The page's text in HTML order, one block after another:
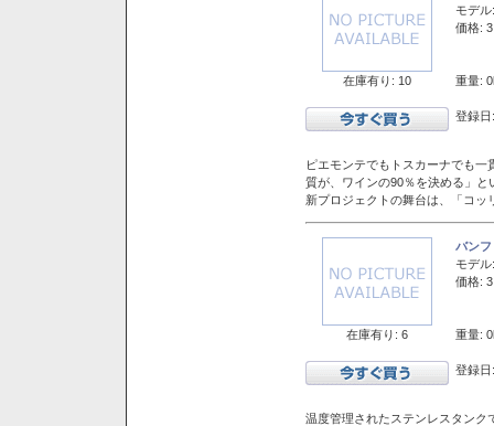
在庫有り: 10
モデル:
価格:
重量:
登録
ピエモンテでもトスカーナでも
質が、ワインの90％を決める」
新プロジェクトの舞台は、「コ
在庫有り: 6
バン
モデル:
価格:
重量:
登録
温度管理されたステンレスタンク